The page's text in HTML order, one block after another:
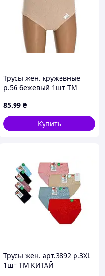
Трусы жен. кружевные
р.56 бежевый 1шт ТМ
85.99 ₴
Купить
Трусы жен. арт.3892 р.3XL
1шт ТМ КИТАЙ